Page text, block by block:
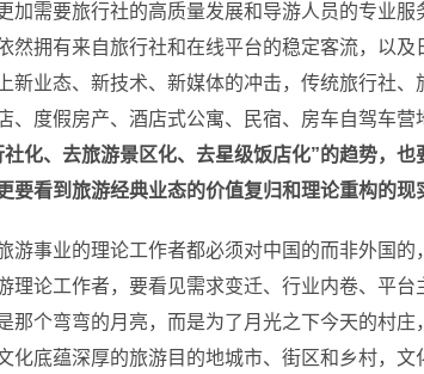
需要旅行社的高质量发展和导游人员的专业
拥有来自旅行社和在线平台的稳定客流，以
业态、新技术、新媒体的冲击，传统旅行社
度假房产、酒店式公寓、民宿、房车自驾车
化、去旅游景区化、去星级饭店化”的趋势，
看到旅游经典业态的价值复归和理论重构的现
事业的理论工作者都必须对中国的而非外国
理论工作者，要看见需求变迁、行业内卷、平
个弯弯的月亮，而是为了月光之下今天的村庄
化底蕴深厚的旅游目的地城市、街区和乡村，